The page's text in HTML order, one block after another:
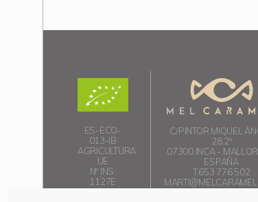
ES-ECO-
013-IB
AGRICULTURA
UE
Nº INS:
1127E
C/PINTOR MIQUEL
28,2º
07300 INCA -
ESPAÑA
T.653 776 502